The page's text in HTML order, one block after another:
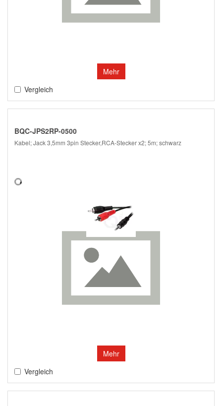
Mehr
Vergleich
BQC-JPS2RP-0500
Kabel; Jack 3,5mm 3pin Stecker,RCA-Stecker x2; 5m; schwarz
Mehr
Vergleich